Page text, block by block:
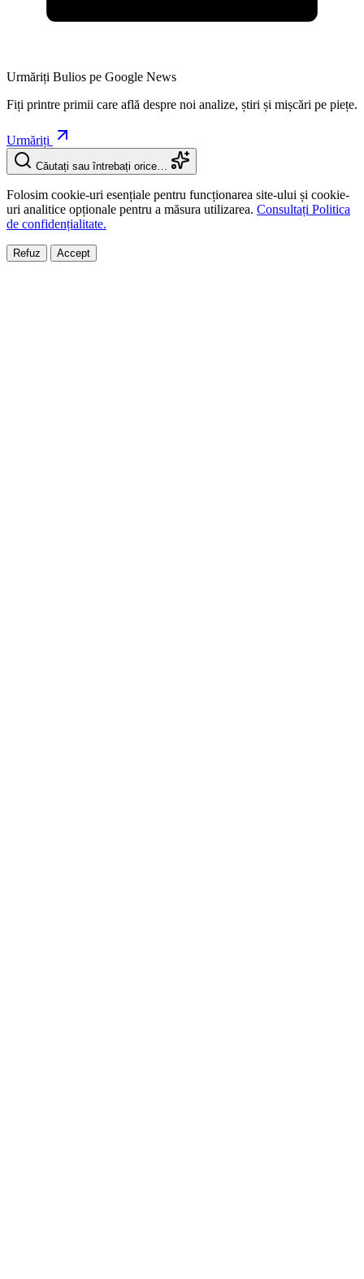
Urmăriți Bulios pe Google News
Fiți printre primii care află despre noi analize, știri și mișcări pe piețe.
Urmăriți
Căutați sau întrebați orice…
Folosim cookie-uri esențiale pentru funcționarea site-ului și cookie-
uri analitice opționale pentru a măsura utilizarea. Consultați Politica
de confidențialitate.
Refuz Accept